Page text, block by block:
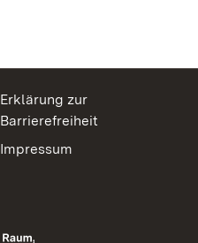
Erklärung zur
Barrierefreiheit
Impressum